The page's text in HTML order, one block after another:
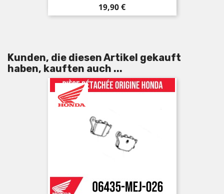
Preis
19,90 €
Kunden, die diesen Artikel gekauft
haben, kauften auch ...